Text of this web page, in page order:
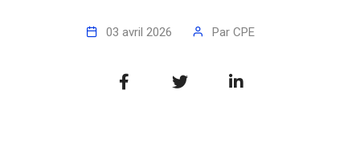
03 avril 2026 Par CPE